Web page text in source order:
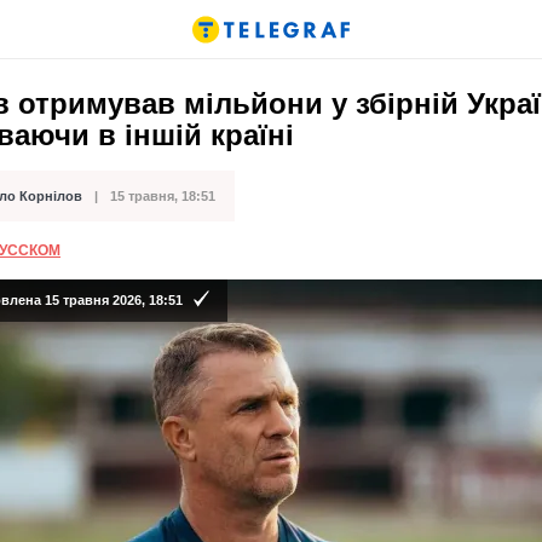
отримував мільйони у збірній
в іншій країні
Корнілов 15 травня, 18:51
15 травня 2026, 18:51